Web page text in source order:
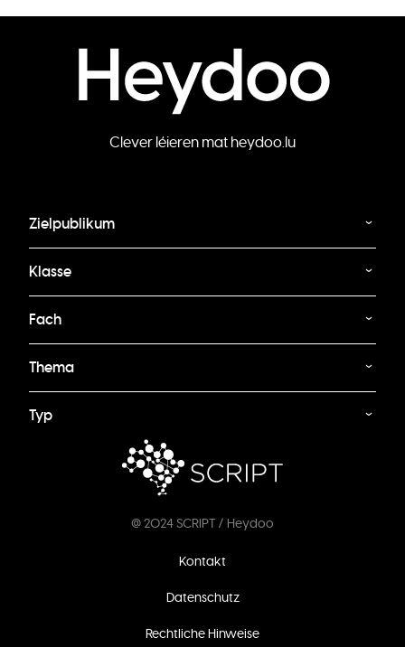
Clever léieren mat heydoo.lu
Zielpublikum
Klasse
Fach
Thema
Typ
@ 2024 SCRIPT / Heydoo
Kontakt
Datenschutz
Rechtliche Hinweise